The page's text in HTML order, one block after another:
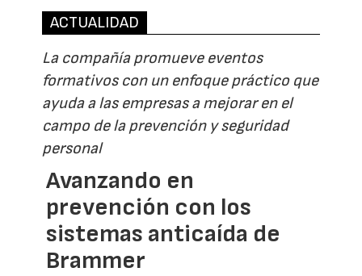
ACTUALIDAD
La compañía promueve eventos
formativos con un enfoque práctico que
ayuda a las empresas a mejorar en el
campo de la prevención y seguridad
personal
Avanzando en
prevención con los
sistemas anticaída de
Brammer